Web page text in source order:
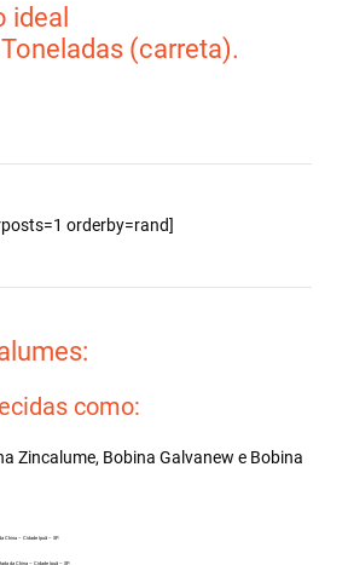
ideal
(carreta).
orderby=rand]
como:
Zincalume, Bobina Galvanew e Bobina
China – Cidade Ipuã – SP.
da China – Cidade Ipuã – SP.